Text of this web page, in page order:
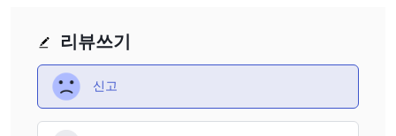
Twgm은공식 규제가 없으며거래에 대한 정보를 제공하지 않습
니다. 자금과 계정의 안전을 보장할 수 없으며 거래 전에 참고할 정
보를 제공할 수도 없습니다. 따라서 이러한 거래자와 협력하지 않는
리뷰쓰기
신고